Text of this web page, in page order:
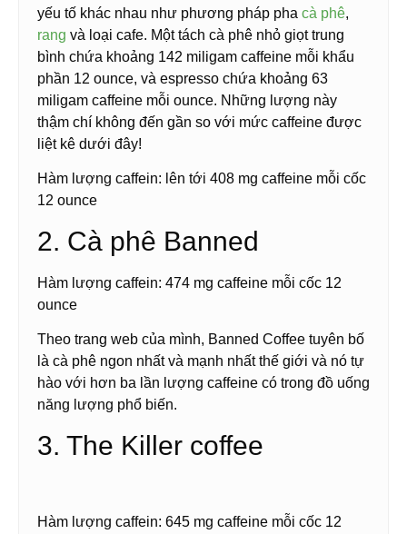
yếu tố khác nhau như phương pháp pha cà phê,
rang và loại cafe. Một tách cà phê nhỏ giọt trung
bình chứa khoảng 142 miligam caffeine mỗi khẩu
phần 12 ounce, và espresso chứa khoảng 63
miligam caffeine mỗi ounce. Những lượng này
thậm chí không đến gần so với mức caffeine được
liệt kê dưới đây!
Hàm lượng caffein: lên tới 408 mg caffeine mỗi cốc
12 ounce
2. Cà phê Banned
Hàm lượng caffein: 474 mg caffeine mỗi cốc 12
ounce
Theo trang web của mình, Banned Coffee tuyên bố
là cà phê ngon nhất và mạnh nhất thế giới và nó tự
hào với hơn ba lần lượng caffeine có trong đồ uống
năng lượng phổ biến.
3. The Killer coffee
Hàm lượng caffein: 645 mg caffeine mỗi cốc 12